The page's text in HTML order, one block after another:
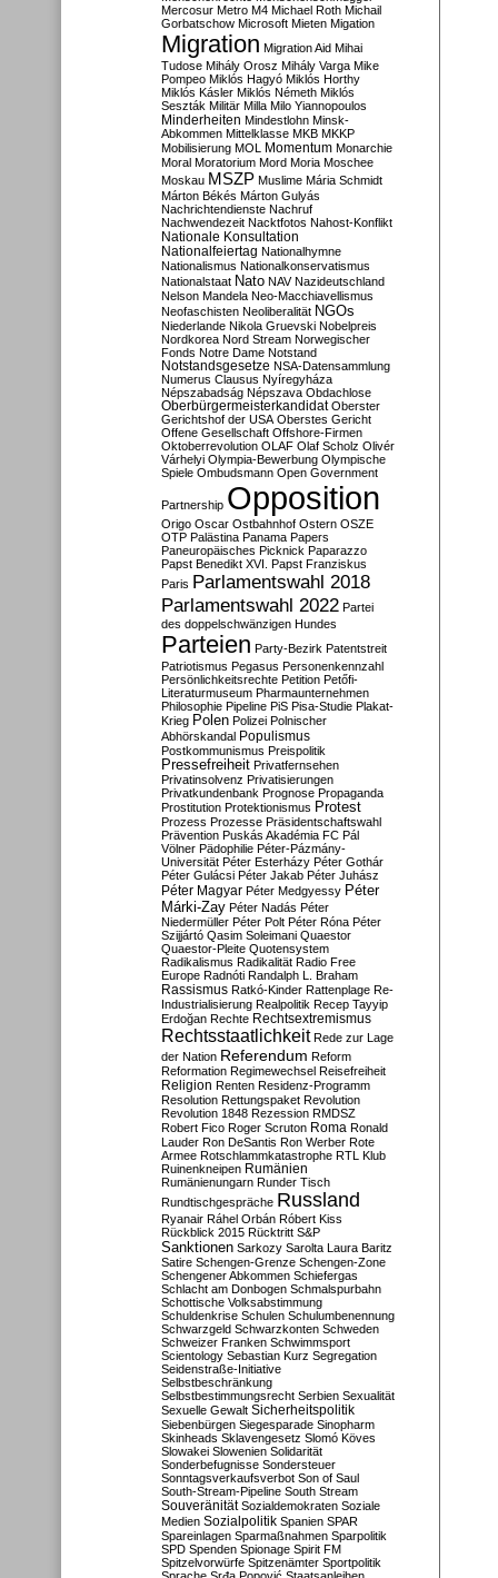
Mercosur Metro M4 Michael Roth Michail
Gorbatschow Microsoft Mieten Migation
Migration Migration Aid Mihai
Tudose Mihály Orosz Mihály Varga Mike
Pompeo Miklós Hagyó Miklós Horthy
Miklós Kásler Miklós Németh Miklós
Seszták Militär Milla Milo Yiannopoulos
Minderheiten Mindestlohn Minsk-
Abkommen Mittelklasse MKB MKKP
Mobilisierung MOL Momentum Monarchie
Moral Moratorium Mord Moria Moschee
Moskau MSZP Muslime Mária Schmidt
Márton Békés Márton Gulyás
Nachrichtendienste Nachruf
Nachwendezeit Nacktfotos Nahost-Konflikt
Nationale Konsultation
Nationalfeiertag Nationalhymne
Nationalismus Nationalkonservatismus
Nationalstaat Nato NAV Nazideutschland
Nelson Mandela Neo-Macchiavellismus
Neofaschisten Neoliberalität NGOs
Niederlande Nikola Gruevski Nobelpreis
Nordkorea Nord Stream Norwegischer
Fonds Notre Dame Notstand
Notstandsgesetze NSA-Datensammlung
Numerus Clausus Nyíregyháza
Népszabadság Népszava Obdachlose
Oberbürgermeisterkandidat Oberster
Gerichtshof der USA Oberstes Gericht
Offene Gesellschaft Offshore-Firmen
Oktoberrevolution OLAF Olaf Scholz Olivér
Várhelyi Olympia-Bewerbung Olympische
Spiele Ombudsmann Open Government
Partnership Opposition
Origo Oscar Ostbahnhof Ostern OSZE
OTP Palästina Panama Papers
Paneuropäisches Picknick Paparazzo
Papst Benedikt XVI. Papst Franziskus
Paris Parlamentswahl 2018
Parlamentswahl 2022 Partei
des doppelschwänzigen Hundes
Parteien Party-Bezirk Patentstreit
Patriotismus Pegasus Personenkennzahl
Persönlichkeitsrechte Petition Petőfi-
Literaturmuseum Pharmaunternehmen
Philosophie Pipeline PiS Pisa-Studie Plakat-
Krieg Polen Polizei Polnischer
Abhörskandal Populismus
Postkommunismus Preispolitik
Pressefreiheit Privatfernsehen
Privatinsolvenz Privatisierungen
Privatkundenbank Prognose Propaganda
Prostitution Protektionismus Protest
Prozess Prozesse Präsidentschaftswahl
Prävention Puskás Akadémia FC Pál
Völner Pädophilie Péter-Pázmány-
Universität Péter Esterházy Péter Gothár
Péter Gulácsi Péter Jakab Péter Juhász
Péter Magyar Péter Medgyessy Péter
Márki-Zay Péter Nadás Péter
Niedermüller Péter Polt Péter Róna Péter
Szijjártó Qasim Soleimani Quaestor
Quaestor-Pleite Quotensystem
Radikalismus Radikalität Radio Free
Europe Radnóti Randalph L. Braham
Rassismus Ratkó-Kinder Rattenplage Re-
Industrialisierung Realpolitik Recep Tayyip
Erdoğan Rechte Rechtsextremismus
Rechtsstaatlichkeit Rede zur Lage
der Nation Referendum Reform
Reformation Regimewechsel Reisefreiheit
Religion Renten Residenz-Programm
Resolution Rettungspaket Revolution
Revolution 1848 Rezession RMDSZ
Robert Fico Roger Scruton Roma Ronald
Lauder Ron DeSantis Ron Werber Rote
Armee Rotschlammkatastrophe RTL Klub
Ruinenkneipen Rumänien
Rumänienungarn Runder Tisch
Rundtischgespräche Russland
Ryanair Ráhel Orbán Róbert Kiss
Rückblick 2015 Rücktritt S&P
Sanktionen Sarkozy Sarolta Laura Baritz
Satire Schengen-Grenze Schengen-Zone
Schengener Abkommen Schiefergas
Schlacht am Donbogen Schmalspurbahn
Schottische Volksabstimmung
Schuldenkrise Schulen Schulumbenennung
Schwarzgeld Schwarzkonten Schweden
Schweizer Franken Schwimmsport
Scientology Sebastian Kurz Segregation
Seidenstraße-Initiative
Selbstbeschränkung
Selbstbestimmungsrecht Serbien Sexualität
Sexuelle Gewalt Sicherheitspolitik
Siebenbürgen Siegesparade Sinopharm
Skinheads Sklavengesetz Slomó Köves
Slowakei Slowenien Solidarität
Sonderbefugnisse Sondersteuer
Sonntagsverkaufsverbot Son of Saul
South-Stream-Pipeline South Stream
Souveränität Sozialdemokraten Soziale
Medien Sozialpolitik Spanien SPAR
Spareinlagen Sparmaßnahmen Sparpolitik
SPD Spenden Spionage Spirit FM
Spitzelvorwürfe Spitzenämter Sportpolitik